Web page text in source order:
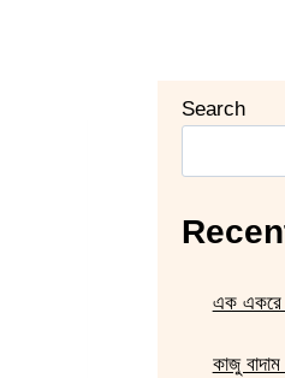
Search
এক একরে
কাজু